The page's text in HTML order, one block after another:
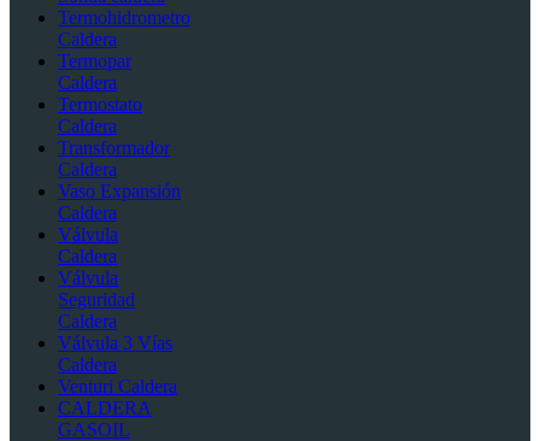
Termohidrometro
Caldera
Termopar
Caldera
Termostato
Caldera
Transformador
Caldera
Vaso Expansión
Caldera
Válvula
Caldera
Válvula
Seguridad
Caldera
Válvula 3 Vías
Caldera
Venturi Caldera
CALDERA
GASOIL